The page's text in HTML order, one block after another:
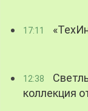
17:11
12:38
коллекция